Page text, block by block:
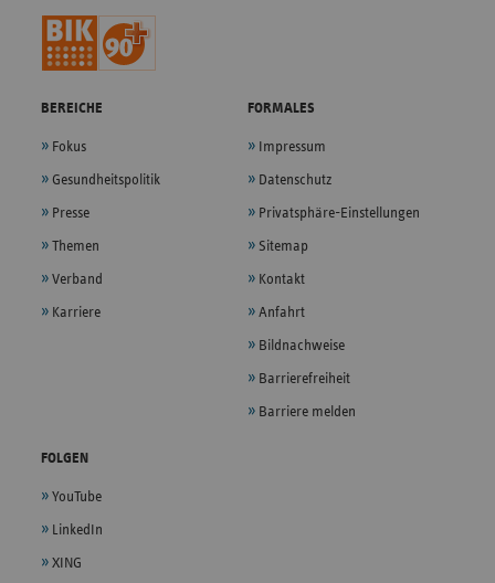
BEREICHE
Fokus
Gesundheitspolitik
Presse
Themen
Verband
Karriere
FORMALES
Impressum
Datenschutz
Privatsphäre-Einstellungen
Sitemap
Kontakt
Anfahrt
Bildnachweise
Barrierefreiheit
Barriere melden
FOLGEN
YouTube
LinkedIn
XING